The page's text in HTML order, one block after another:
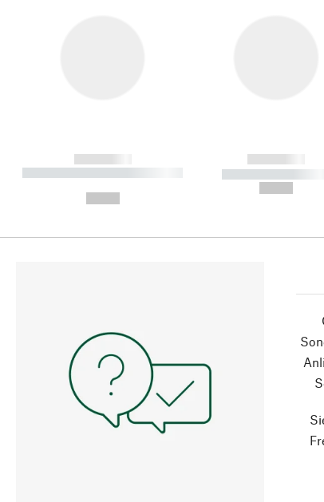
------------
----------- ----------- ----------
------------
----------- -----------